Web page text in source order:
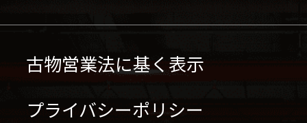
古物営業法に基く表示
プライバシーポリシー